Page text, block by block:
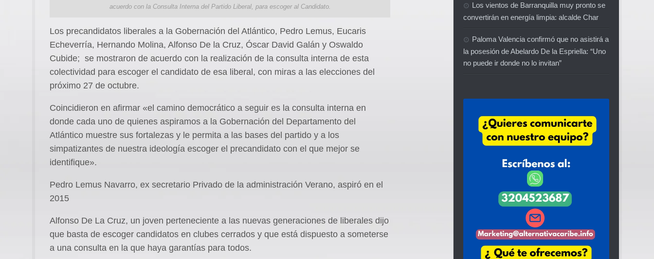
acuerdo con la Consulta Interna del Partido Liberal, para escoger al Candidato.
Los precandidatos liberales a la Gobernación del Atlántico, Pedro Lemus, Eucaris
Echeverría, Hernando Molina, Alfonso De la Cruz, Óscar David Galán y Oswaldo
Cubide; se mostraron de acuerdo con la realización de la consulta interna de esta
colectividad para escoger el candidato de esa liberal, con miras a las elecciones del
próximo 27 de octubre.
Coincidieron en afirmar «el camino democrático a seguir es la consulta interna en
donde cada uno de quienes aspiramos a la Gobernación del Departamento del
Atlántico muestre sus fortalezas y le permita a las bases del partido y a los
simpatizantes de nuestra ideología escoger el precandidato con el que mejor se
identifique».
Pedro Lemus Navarro, ex secretario Privado de la administración Verano, aspiró en el
2015
Alfonso De La Cruz, un joven perteneciente a las nuevas generaciones de liberales dijo
que basta de escoger candidatos en clubes cerrados y que está dispuesto a someterse
a una consulta en la que haya garantías para todos.
Los vientos de Barranquilla muy pronto se
convertirán en energía limpia: alcalde Char
Paloma Valencia confirmó que no asistirá a
la posesión de Abelardo De la Espriella: “Uno
no puede ir donde no lo invitan”